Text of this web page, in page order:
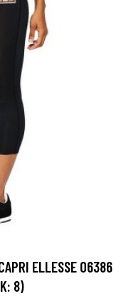
ELLESSE 06386
8)